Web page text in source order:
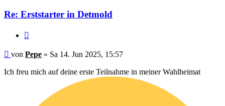
Re: Erststarter in Detmold
Beitrag
von Pepe » Sa 14. Jun 2025, 15:57
Ich freu mich auf deine erste Teilnahme in meiner Wahlheimat